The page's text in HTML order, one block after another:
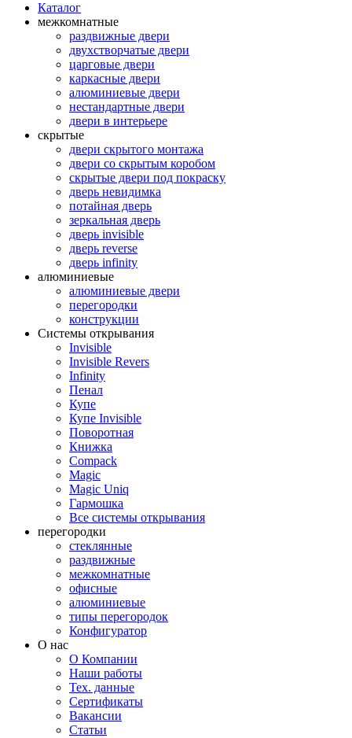
Каталог
межкомнатные
раздвижные двери
двухстворчатые двери
царговые двери
каркасные двери
алюминиевые двери
нестандартные двери
двери в интерьере
скрытые
двери скрытого монтажа
двери со скрытым коробом
скрытые двери под покраску
дверь невидимка
потайная дверь
зеркальная дверь
дверь invisible
дверь reverse
дверь infinity
алюминиевые
алюминиевые двери
перегородки
конструкции
Системы открывания
Invisible
Invisible Revers
Infinity
Пенал
Купе
Купе Invisible
Поворотная
Книжка
Compack
Magic
Magic Uniq
Гармошка
Все системы открывания
перегородки
стеклянные
раздвижные
межкомнатные
офисные
алюминиевые
типы перегородок
Конфигуратор
О нас
О Компании
Наши работы
Тех. данные
Сертификаты
Вакансии
Статьи